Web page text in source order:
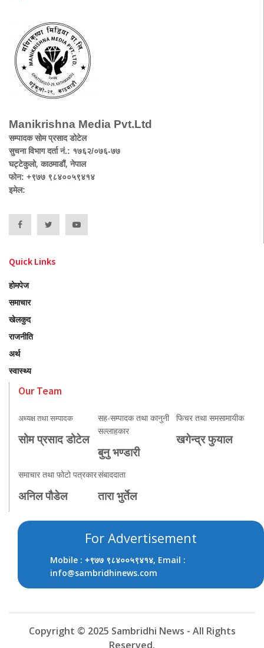
Manikrishna Media Pvt.Ltd
सम्पादक सोम प्रसाद डोटेल
सुचना विभाग दर्ता नं.: १७६२/०७६-७७
घट्टेकुलो, काठमाडौं, नेपाल
फोन: +९७७ ९८४००५९४१४
इमेल:
Quick Links
होमपेज
समाचार
खेलकुद
राजनीति
अर्थ
स्वास्थ्य
Our Team
अध्यक्ष तथा सम्पादक
सोम प्रसाद डोटेल
सह-सम्पादक तथा कानुनी
सल्लाहकार
बुनु भण्डारी
फिचर तथा समसामायीक
खगेन्द्र फुयाल
समाचार तथा फोटो पत्रकार
अनिल पौडेल
संबाददाता
तारा भुर्तेल
For Advertisement
Mobile : +९७७ ९८४००५९४१४, Email :
info@sambridhinews.com
Copyright © 2025 Sambridhi News - All Rights
Reserved.